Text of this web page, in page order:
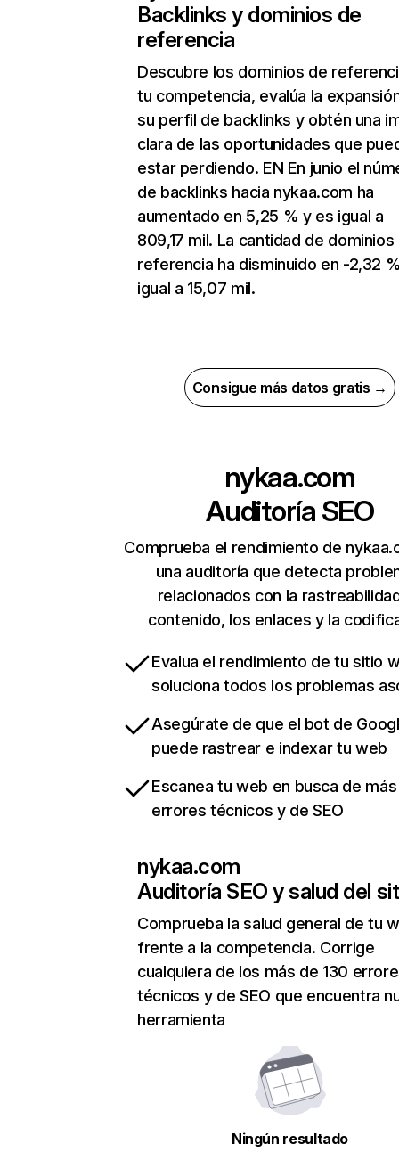
Backlinks y dominios de
referencia
Descubre los dominios de
tu competencia, evalúa la
su perfil de backlinks y obtén una
clara de las oportunidades que
estar perdiendo. EN En junio el
de backlinks hacia nykaa.com ha
aumentado en 5,25 % y es igual a
809,17 mil. La cantidad de dominios
referencia ha disminuido en -2,32
igual a 15,07 mil.
Consigue más datos gratis →
nykaa.com
Auditoría SEO
Comprueba el rendimiento de
una auditoría que detecta
relacionados con la
contenido, los enlaces y la
Evalua el rendimiento de tu sitio
soluciona todos los problemas
Asegúrate de que el bot de
puede rastrear e indexar tu web
Escanea tu web en busca de
errores técnicos y de SEO
nykaa.com
Auditoría SEO y salud del
Comprueba la salud general de tu
frente a la competencia. Corrige
cualquiera de los más de 130
técnicos y de SEO que encuentra
herramienta
Ningún resultado